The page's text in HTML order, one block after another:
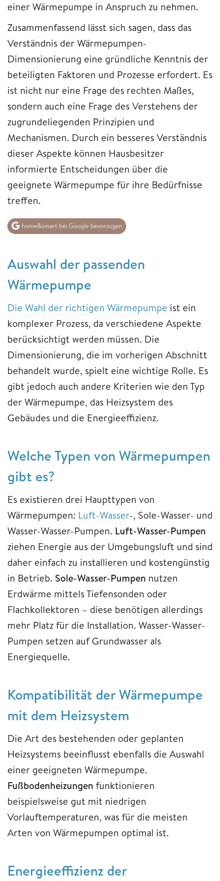
einer Wärmepumpe in Anspruch zu nehmen.
Zusammenfassend lässt sich sagen, dass das
Verständnis der Wärmepumpen-
Dimensionierung eine gründliche Kenntnis der
beteiligten Faktoren und Prozesse erfordert. Es
ist nicht nur eine Frage des rechten Maßes,
sondern auch eine Frage des Verstehens der
zugrundeliegenden Prinzipien und
Mechanismen. Durch ein besseres Verständnis
dieser Aspekte können Hausbesitzer
informierte Entscheidungen über die
geeignete Wärmepumpe für ihre Bedürfnisse
treffen.
home&smart bei Google bevorzugen
Auswahl der passenden
Wärmepumpe
Die Wahl der richtigen Wärmepumpe ist ein
komplexer Prozess, da verschiedene Aspekte
berücksichtigt werden müssen. Die
Dimensionierung, die im vorherigen Abschnitt
behandelt wurde, spielt eine wichtige Rolle. Es
gibt jedoch auch andere Kriterien wie den Typ
der Wärmepumpe, das Heizsystem des
Gebäudes und die Energieeffizienz.
Welche Typen von Wärmepumpen
gibt es?
Es existieren drei Haupttypen von
Wärmepumpen: Luft-Wasser-, Sole-Wasser- und
Wasser-Wasser-Pumpen. Luft-Wasser-Pumpen
ziehen Energie aus der Umgebungsluft und sind
daher einfach zu installieren und kostengünstig
in Betrieb. Sole-Wasser-Pumpen nutzen
Erdwärme mittels Tiefensonden oder
Flachkollektoren – diese benötigen allerdings
mehr Platz für die Installation. Wasser-Wasser-
Pumpen setzen auf Grundwasser als
Energiequelle.
Kompatibilität der Wärmepumpe
mit dem Heizsystem
Die Art des bestehenden oder geplanten
Heizsystems beeinflusst ebenfalls die Auswahl
einer geeigneten Wärmepumpe.
Fußbodenheizungen funktionieren
beispielsweise gut mit niedrigen
Vorlauftemperaturen, was für die meisten
Arten von Wärmepumpen optimal ist.
Energieeffizienz der